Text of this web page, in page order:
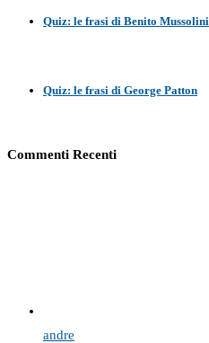
Quiz: le frasi di Benito Mussolini
Quiz: le frasi di George Patton
Commenti Recenti
andre